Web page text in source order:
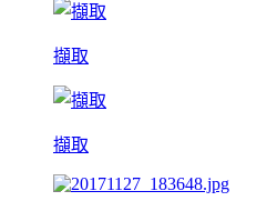
擷取
擷取